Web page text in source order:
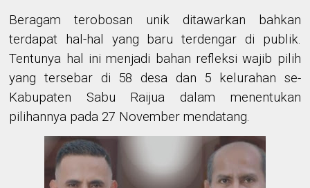
Beragam terobosan unik ditawarkan bahkan
terdapat hal-hal yang baru terdengar di publik.
Tentunya hal ini menjadi bahan refleksi wajib pilih
yang tersebar di 58 desa dan 5 kelurahan se-
Kabupaten Sabu Raijua dalam menentukan
pilihannya pada 27 November mendatang.